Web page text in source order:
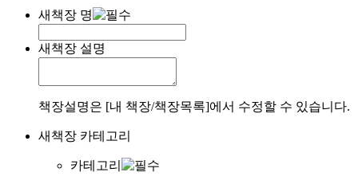
새책장 명
새책장 설명
책장설명은 [내 책장/책장목록]에서 수정할 수 있습니다.
새책장 카테고리
카테고리